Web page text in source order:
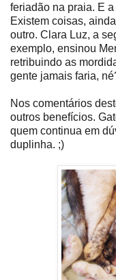
feriadão na praia. E
Existem coisas,
outro. Clara Luz, a
exemplo, ensinou
retribuindo as
gente jamais faria,
Nos comentários
outros benefícios.
quem continua em
duplinha. ;)